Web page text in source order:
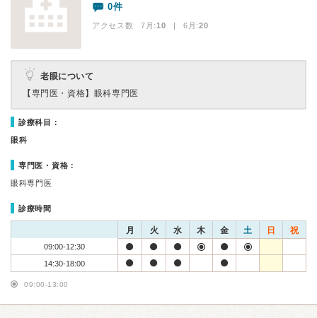
0件
アクセス数 7月:10 | 6月:20
老眼について
【専門医・資格】 眼科専門医
診療科目：
眼科
専門医・資格：
眼科専門医
診療時間
月 火 水 木 金 土 日 祝
09:00-12:30
14:30-18:00
09:00-13:00